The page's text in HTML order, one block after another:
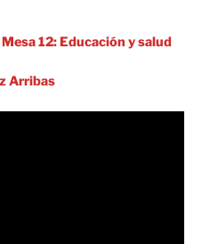
12: Educación y salud
Arribas